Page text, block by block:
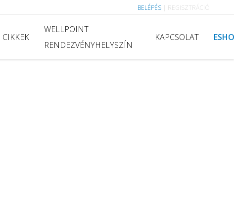
BELÉPÉS REGISZTRÁCIÓ
CIKKEK
WELLPOINT
RENDEZVÉNYHELYSZÍN
KAPCSOLAT